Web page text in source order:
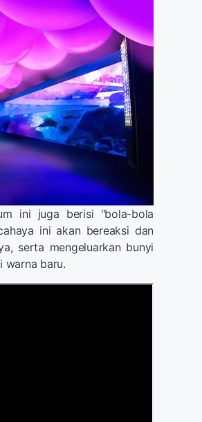
ini juga berisi "bola-bola
ini akan bereaksi dan
serta mengeluarkan bunyi
warna baru.